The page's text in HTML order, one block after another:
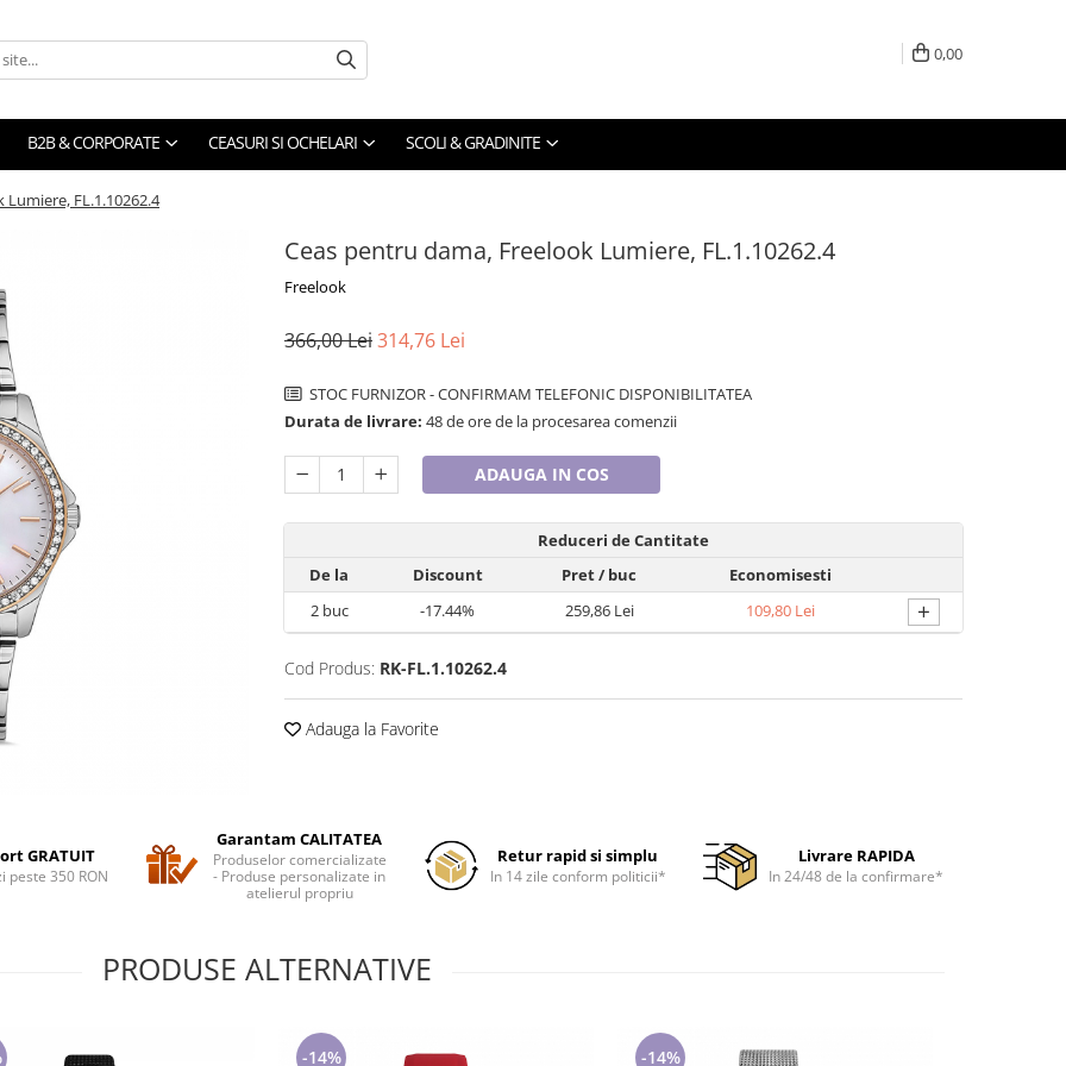
0,00
B2B & CORPORATE CEASURI SI OCHELARI SCOLI & GRADINITE
FL.1.10262.4
Ceas pentru dama, Freelook Lumiere, FL.1.10262.4
Freelook
366,00 Lei314,76 Lei
STOC FURNIZOR - CONFIRMAM TELEFONIC DISPONIBILITATEA
Durata de livrare: 48 de ore de la procesarea comenzii
ADAUGA IN COS
Reduceri de Cantitate
De la
Discount Pret/ buc
Economisesti
2buc -17.44% 259,86 Lei 109,80 Lei +
Cod Produs: RK-FL.1.10262.4
Adauga la Favorite
GRATUIT
peste 350 RON
Garantam CALITATEA
Produselor comercializate
- Produse personalizate in
atelierul propriu
Retur rapid si simplu
In 14 zile conform politicii*
Livrare RAPIDA
In 24/48 de la confirmare*
PRODUSE ALTERNATIVE
-14% -14%